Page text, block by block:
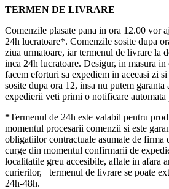
TERMEN DE LIVRARE
Comenzile plasate pana in ora 12.00 vor
24h lucratoare*. Comenzile sosite dupa
ziua urmatoare, iar termenul de livrare la
inca 24h lucratoare. Desigur, in masura
facem eforturi sa expediem in aceeasi zi
sosite dupa ora 12, insa nu putem
expedierii veti primi o notificare automata
*Termenul de 24h este valabil pentru
momentul procesarii comenzii si este
obligatiilor contractuale asumate de firma
curge din momentul confirmarii de
localitatile greu accesibile, aflate in afara
curierilor, termenul de livrare se poate
24h-48h.